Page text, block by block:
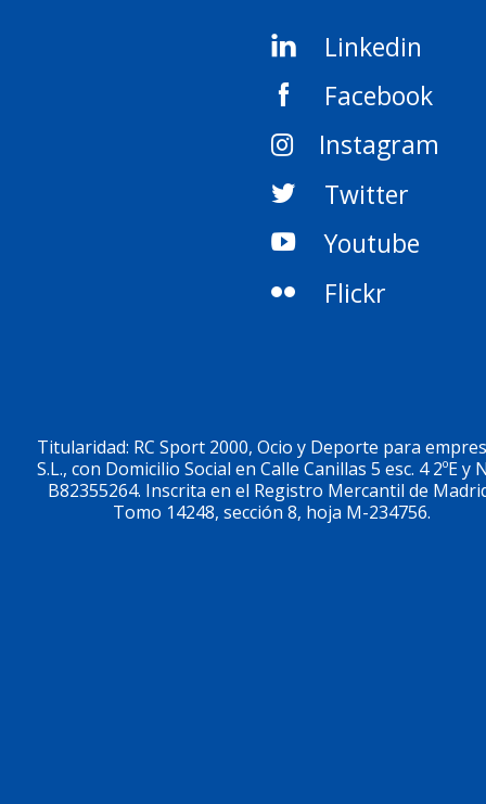
Linkedin
Facebook
Instagram
Twitter
Youtube
Flickr
Titularidad: RC Sport 2000, Ocio y Deporte para
S.L., con Domicilio Social en Calle Canillas 5 esc. 4 2ºE y
B82355264. Inscrita en el Registro Mercantil de
Tomo 14248, sección 8, hoja M-234756.